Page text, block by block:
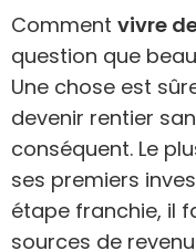
Comment vivre
question que
Une chose est
devenir rentier
conséquent. Le
ses premiers
étape franchie, il
sources de